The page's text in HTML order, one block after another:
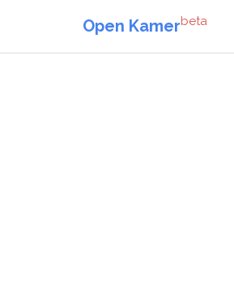
Open Kamerbeta